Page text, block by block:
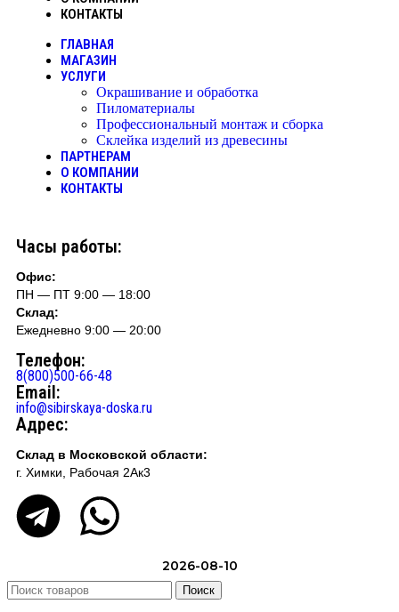
КОНТАКТЫ
ГЛАВНАЯ
МАГАЗИН
УСЛУГИ
Окрашивание и обработка
Пиломатериалы
Профессиональный монтаж и сборка
Склейка изделий из древесины
ПАРТНЕРАМ
О КОМПАНИИ
КОНТАКТЫ
Часы работы:
Офис:
ПН — ПТ 9:00 — 18:00
Склад:
Ежедневно 9:00 — 20:00
Телефон:
8(800)500-66-48
Email:
info@sibirskaya-doska.ru
Адрес:
Склад в Московской области:
г. Химки, Рабочая 2Ак3
2026-08-10
Поиск